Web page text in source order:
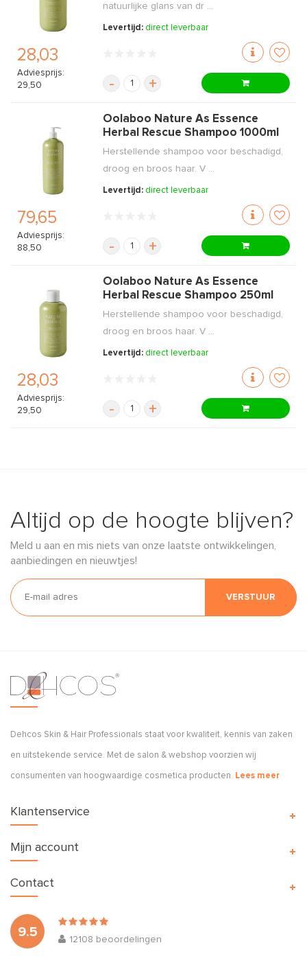
28,03
Adviesprijs:
29,50
natuurlijke glans van dr ...
Levertijd: direct leverbaar
- +
79,65
Adviesprijs:
88,50
Oolaboo Nature As Essence
Herbal Rescue Shampoo 1000ml
Herstellende shampoo voor beschadigd,
droog en broos haar. V ...
Levertijd: direct leverbaar
- +
28,03
Adviesprijs:
29,50
Oolaboo Nature As Essence
Herbal Rescue Shampoo 250ml
Herstellende shampoo voor beschadigd,
droog en broos haar. V ...
Levertijd: direct leverbaar
- +
Altijd op de hoogte blijven?
Meld u aan en mis niets van onze laatste ontwikkelingen,
aanbiedingen en nieuwtjes!
VERSTUUR
Dehcos Skin & Hair Professionals staat voor kwaliteit, kennis van zaken
en uitstekende service. Met de salon & webshop voorzien wij
consumenten van hoogwaardige cosmetica producten. Lees meer
Klantenservice
Mijn account
9.5
12108 beoordelingen
Contact